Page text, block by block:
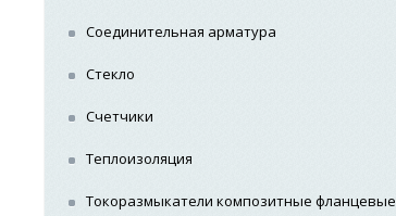
Соединительная арматура
Стекло
Счетчики
Теплоизоляция
Токоразмыкатели композитные фланцевые